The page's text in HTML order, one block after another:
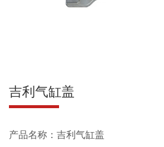
吉利气缸盖
产品名称：吉利气缸盖